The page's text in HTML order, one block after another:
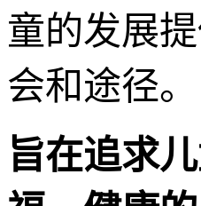
童的发展
会和途径。
旨在追求